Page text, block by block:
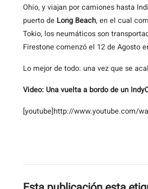
Ohio, y viajan por camiones hasta
puerto de Long Beach, en el cual
Tokio, los neumáticos son
Firestone comenzó el 12 de Agosto
Lo mejor de todo: una vez que se
Video: Una vuelta a bordo de un
[youtube]http://www.youtube.com/